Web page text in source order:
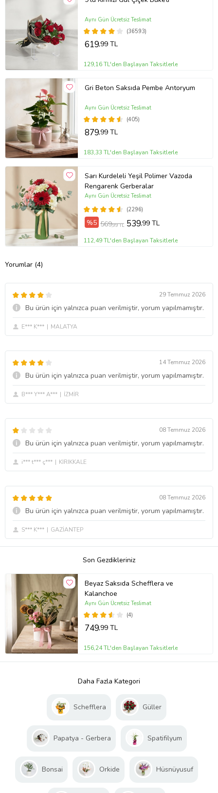
(36593)
Aynı Gün Ücretsiz Teslimat
619,99 TL
129,16 TL'den Başlayan Taksitlerle
Gri Beton Saksıda Pembe Antoryum
(405)
Aynı Gün Ücretsiz Teslimat
879,99 TL
183,33 TL'den Başlayan Taksitlerle
Sarı Kurdeleli Yeşil Polimer Vazoda
Rengarenk Gerberalar
(2296)
Aynı Gün Ücretsiz Teslimat
%5 569,99 TL 539,99 TL
112,49 TL'den Başlayan Taksitlerle
Yorumlar (4)
29 Temmuz 2026
Bu ürün için yalnızca puan verilmiştir, yorum yapılmamıştır.
E*** K*** MALATYA
14 Temmuz 2026
Bu ürün için yalnızca puan verilmiştir, yorum yapılmamıştır.
B*** Y*** A*** İZMİR
08 Temmuz 2026
Bu ürün için yalnızca puan verilmiştir, yorum yapılmamıştır.
i*** t*** ç*** KIRIKKALE
08 Temmuz 2026
Bu ürün için yalnızca puan verilmiştir, yorum yapılmamıştır.
S*** K*** GAZİANTEP
Son Gezdikleriniz
Beyaz Saksıda Schefflera ve
Kalanchoe
(4)
Aynı Gün Ücretsiz Teslimat
749,99 TL
156,24 TL'den Başlayan Taksitlerle
Daha Fazla Kategori
Schefflera Güller
Papatya - Gerbera Spatifilyum
Bonsai Orkide Hüsnüyusuf